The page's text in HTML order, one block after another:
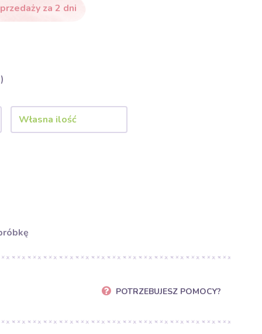
za 2 dni
POTRZEBUJESZ POMOCY?